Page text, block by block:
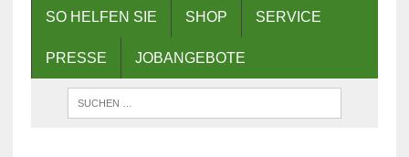
SO HELFEN SIE SHOP SERVICE
PRESSE JOBANGEBOTE